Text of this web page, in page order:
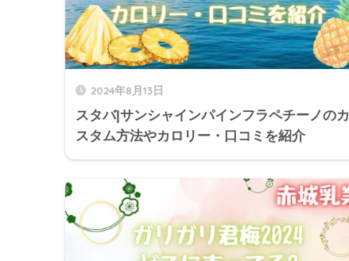
2024年8月13日
スタバ|サンシャインパインフラペチーノのカ
スタム方法やカロリー・口コミを紹介